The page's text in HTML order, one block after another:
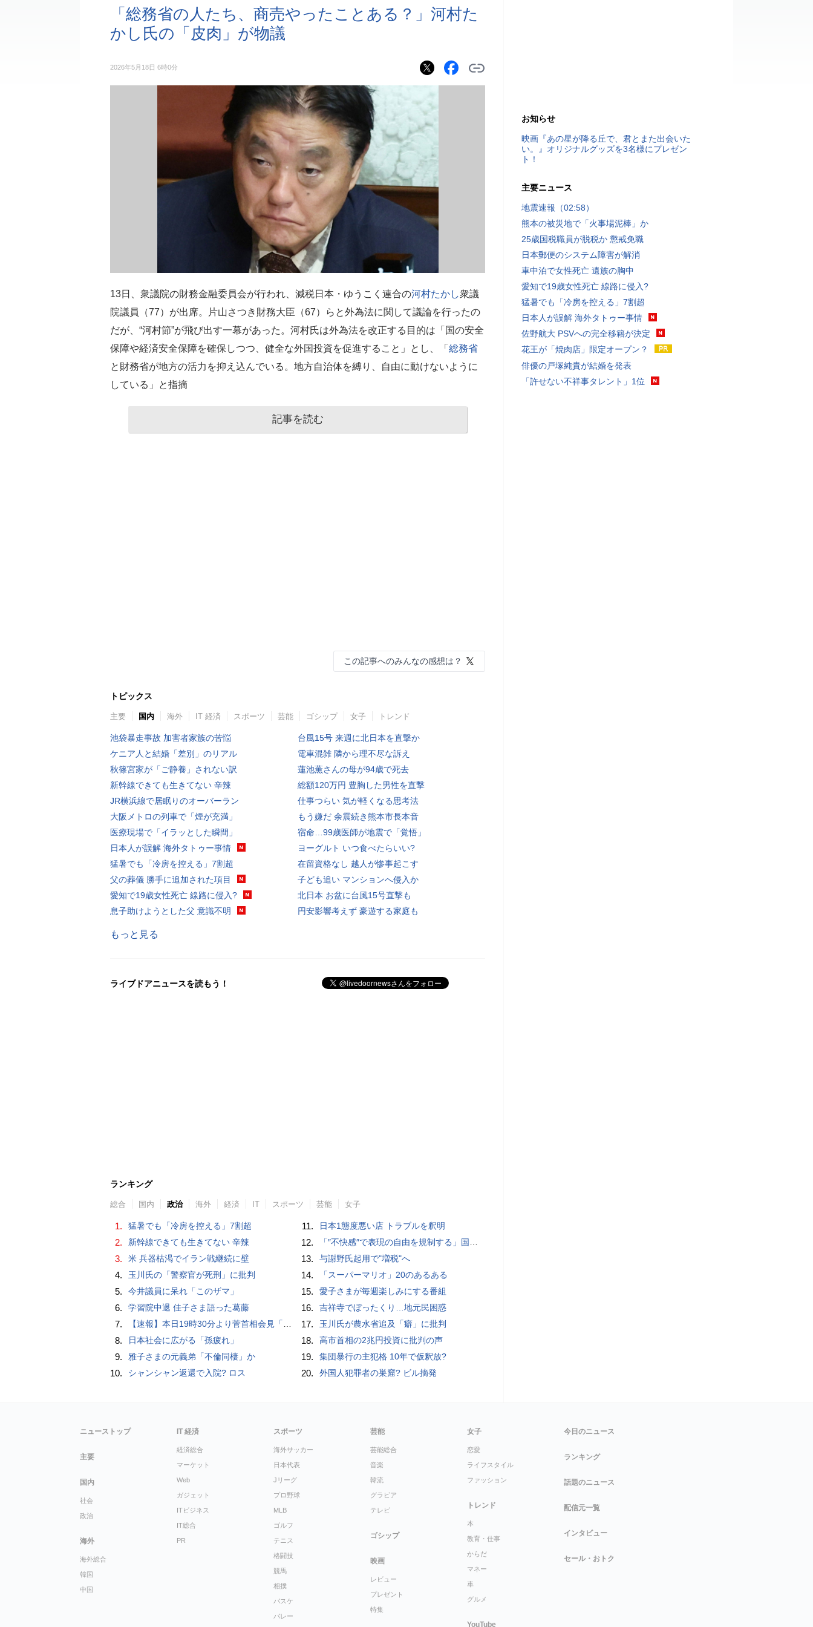
「総務省の人たち、商売やったことある？」河村た
かし氏の「皮肉」が物議
2026年5月18日 6時0分
13日、衆議院の財務金融委員会が行われ、減税日本・ゆうこく連合の河村たかし衆議
院議員（77）が出席。片山さつき財務大臣（67）らと外為法に関して議論を行ったの
だが、“河村節”が飛び出す一幕があった。河村氏は外為法を改正する目的は「国の安全
保障や経済安全保障を確保しつつ、健全な外国投資を促進すること」とし、「 総務省
と財務省が地方の活力を抑え込んでいる。地方自治体を縛り、自由に動けないように
している」と指摘
記事を読む
この記事へのみんなの感想は？
トピックス
主要 国内 海外 IT 経済 スポーツ 芸能 ゴシップ 女子 トレンド
池袋暴走事故 加害者家族の苦悩
ケニア人と結婚「差別」のリアル
秋篠宮家が「ご静養」されない訳
新幹線できても生きてない 辛辣
JR横浜線で居眠りのオーバーラン
大阪メトロの列車で「煙が充満」
医療現場で「イラッとした瞬間」
日本人が誤解 海外タトゥー事情
猛暑でも「冷房を控える」7割超
父の葬儀 勝手に追加された項目
愛知で19歳女性死亡 線路に侵入?
息子助けようとした父 意識不明
台風15号 来週に北日本を直撃か
電車混雑 隣から理不尽な訴え
蓮池薫さんの母が94歳で死去
総額120万円 豊胸した男性を直撃
仕事つらい 気が軽くなる思考法
もう嫌だ 余震続き熊本市長本音
宿命…99歳医師が地震で「覚悟」
ヨーグルト いつ食べたらいい?
在留資格なし 越人が惨事起こす
子ども追い マンションへ侵入か
北日本 お盆に台風15号直撃も
円安影響考えず 豪遊する家庭も
もっと見る
ライブドアニュースを読もう！
ランキング
総合 国内 政治 海外 経済 IT スポーツ 芸能 女子
1. 猛暑でも「冷房を控える」7割超
2. 新幹線できても生きてない 辛辣
3. 米 兵器枯渇でイラン戦継続に壁
4. 玉川氏の「警察官が死刑」に批判
5. 今井議員に呆れ「このザマ」
6. 学習院中退 佳子さま語った葛藤
7. 【速報】本日19時30分より菅首相会見「国民へのメッセージ」
8. 日本社会に広がる「孫疲れ」
9. 雅子さまの元義弟「不倫同棲」か
10. シャンシャン返還で入院? ロス
11. 日本1態度悪い店 トラブルを釈明
12. 「″不快感″で表現の自由を規制する」国旗損壊罪はそもそも憲法違反!?
13. 与謝野氏起用で"増税"へ
14. 「スーパーマリオ」20のあるある
15. 愛子さまが毎週楽しみにする番組
16. 吉祥寺でぼったくり…地元民困惑
17. 玉川氏が農水省追及「癖」に批判
18. 高市首相の2兆円投資に批判の声
19. 集団暴行の主犯格 10年で仮釈放?
20. 外国人犯罪者の巣窟? ビル摘発
お知らせ
映画『あの星が降る丘で、君とまた出会いた
い。』オリジナルグッズを3名様にプレゼン
ト！
主要ニュース
地震速報（02:58）
熊本の被災地で「火事場泥棒」か
25歳国税職員が脱税か 懲戒免職
日本郵便のシステム障害が解消
車中泊で女性死亡 遺族の胸中
愛知で19歳女性死亡 線路に侵入?
猛暑でも「冷房を控える」7割超
日本人が誤解 海外タトゥー事情
佐野航大 PSVへの完全移籍が決定
花王が「焼肉店」限定オープン？
俳優の戸塚純貴が結婚を発表
「許せない不祥事タレント」1位
ニューストップ
主要
国内
社会
政治
海外
海外総合
韓国
中国
IT 経済
経済総合
マーケット
Web
ガジェット
ITビジネス
IT総合
PR
スポーツ
海外サッカー
日本代表
Jリーグ
プロ野球
MLB
ゴルフ
テニス
格闘技
競馬
相撲
バスケ
バレー
芸能
芸能総合
音楽
韓流
グラビア
テレビ
ゴシップ
映画
レビュー
プレゼント
特集
女子
恋愛
ライフスタイル
ファッション
トレンド
本
教育・仕事
からだ
マネー
車
グルメ
YouTube
今日のニュース
ランキング
話題のニュース
配信元一覧
インタビュー
セール・おトク